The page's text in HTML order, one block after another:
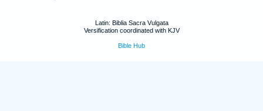
Latin: Biblia Sacra Vulgata
Versification coordinated with KJV
Bible Hub